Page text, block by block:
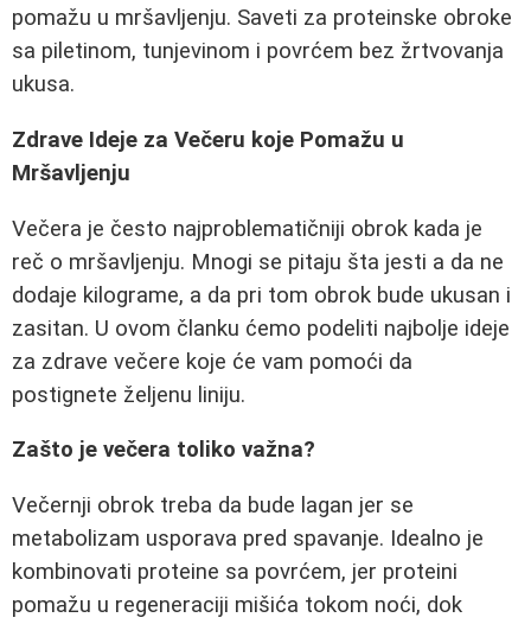
pomažu u mršavljenju. Saveti za proteinske obroke
sa piletinom, tunjevinom i povrćem bez žrtvovanja
ukusa.
Zdrave Ideje za Večeru koje Pomažu u
Mršavljenju
Večera je često najproblematičniji obrok kada je
reč o mršavljenju. Mnogi se pitaju šta jesti a da ne
dodaje kilograme, a da pri tom obrok bude ukusan i
zasitan. U ovom članku ćemo podeliti najbolje ideje
za zdrave večere koje će vam pomoći da
postignete željenu liniju.
Zašto je večera toliko važna?
Večernji obrok treba da bude lagan jer se
metabolizam usporava pred spavanje. Idealno je
kombinovati proteine sa povrćem, jer proteini
pomažu u regeneraciji mišića tokom noći, dok